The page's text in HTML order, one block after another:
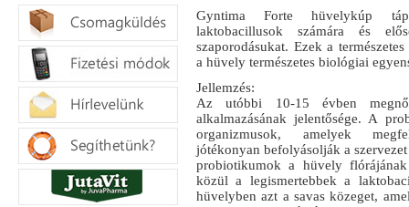
Gyntima Forte hüvelykúp
laktobacillusok számára és
szaporodásukat. Ezek a
a hüvely természetes biológiai
Jellemzés:
Az utóbbi 10-15 évben
alkalmazásának jelentősége. A
organizmusok, amelyek
jótékonyan befolyásolják a
probiotikumok a hüvely
közül a legismertebbek a
hüvelyben azt a savas közeget,